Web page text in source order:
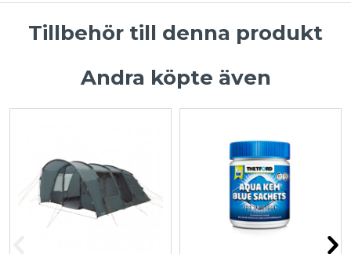
Tillbehör till denna produkt
Andra köpte även